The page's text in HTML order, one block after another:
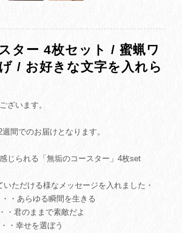
ター 4枚セット / 蜜蝋ワ
/ お好きな文字を入れら
ざいます。
間でのお届けとなります。
じられる「無垢のコースター」4枚set
いただける様なメッセージを入れました・
・あらゆる瞬間を生きる
・君のままで素敵だよ
・幸せを選ぼう